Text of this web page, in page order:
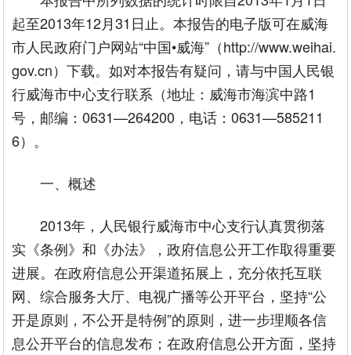
起至2013年12月31日止。本报告的电子版可在威海
市人民政府门户网站“中国•威海”（http://www.weihai.
gov.cn）下载。如对本报告有疑问，请与中国人民银
行威海市中心支行联系（地址：威海市海滨中路1
号，邮编：0631—264200，电话：0631—585211
6）。
一、概述
2013年，人民银行威海市中心支行认真贯彻落
实《条例》和《办法》，政府信息公开工作取得重要
进展。在政府信息公开渠道拓展上，充分依托互联
网、综合服务大厅、电视广播等公开平台，坚持“公
开是原则，不公开是特例”的原则，进一步理顺各信
息公开平台的信息发布；在政府信息公开方面，坚持